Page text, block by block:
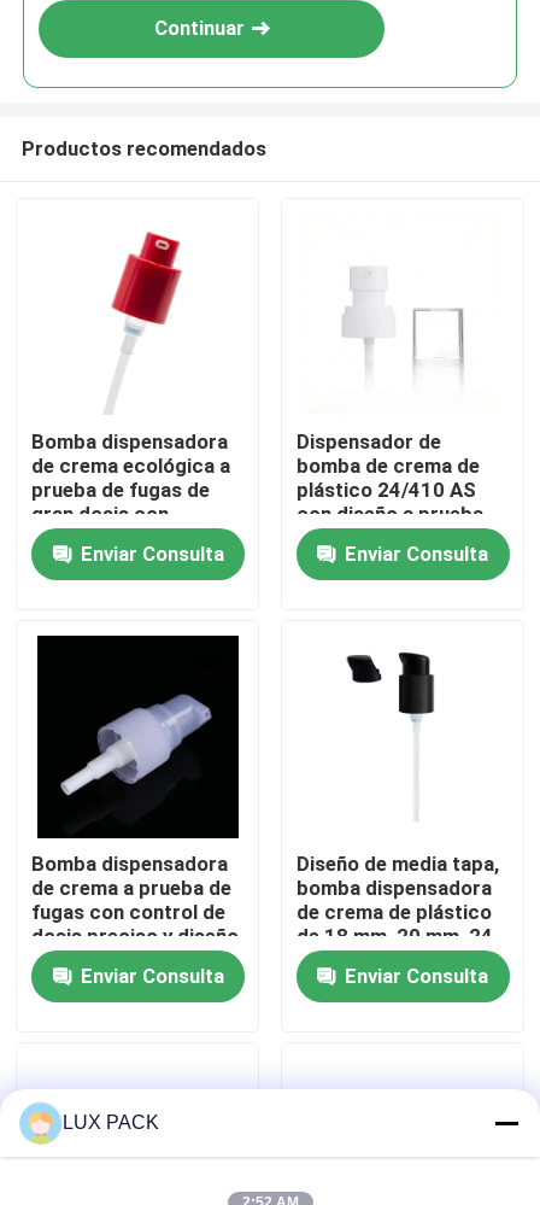
Hogar
Productos
Sobre nosotros
Control de calidad
Éntrenos en contacto con
Casos
mini rociador del disparador
Continuar
Productos recomendados
Bomba dispensadora
de crema ecológica a
prueba de fugas de
gran dosis con
resorte exterior para
fórmulas espesas
Enviar Consulta
Dispensador de
bomba de crema de
plástico 24/410 AS
con diseño a prueba
de fugas para botellas
de cosméticos
Enviar Consulta
Bomba dispensadora
de crema a prueba de
fugas con control de
dosis preciso y diseño
higiénico sin contacto
Enviar Consulta
Diseño de media tapa,
bomba dispensadora
de crema de plástico
de 18 mm, 20 mm, 24
mm - Bomba
cosmética a prueba
de fugas para uso
Enviar Consulta
LUX PACK